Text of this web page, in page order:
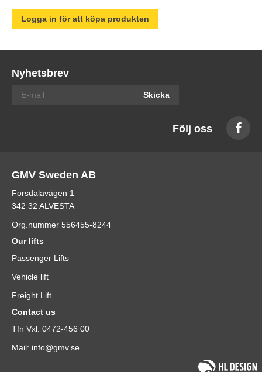
Logga in för att köpa produkten
Nyhetsbrev
Skicka
Följ oss
GMV Sweden AB
Forsdalavägen 1
342 32 ALVESTA
Org.nummer 556455-8244
Our lifts
Passenger Lifts
Vehicle lift
Freight Lift
Contact us
Tfn Vxl: 0472-456 00
Mail: info@gmv.se